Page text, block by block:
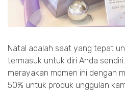
Natal adalah saat yang tepat
termasuk untuk diri Anda
merayakan momen ini dengan
50% untuk produk unggulan